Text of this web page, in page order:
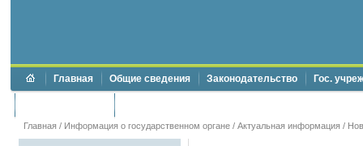
Главная Общие сведения Законодательство Гос.
Главная / Информация о государственном органе / Актуальная информация /